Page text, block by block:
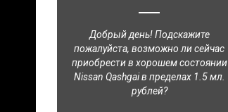
Добрый день! Подскажите
пожалуйста, возможно ли сейчас
приобрести в хорошем состоянии
Nissan Qashgai в пределах 1.5 мл.
рублей?